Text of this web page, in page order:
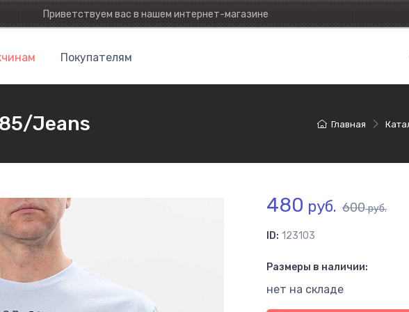
Приветствуем вас в нашем интернет-магазине
Покупателям
Главная
Jeans
480 руб. 600руб.
ID: 123103
Размеры в наличии:
нет на складе